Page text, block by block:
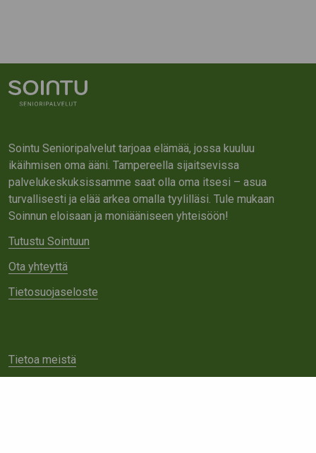
Sointu Senioripalvelut tarjoaa elämää, jossa kuuluu
ikäihmisen oma ääni. Tampereella sijaitsevissa
palvelukeskuksissamme saat olla oma itsesi – asua
turvallisesti ja elää arkea omalla tyylilläsi. Tule mukaan
Soinnun eloisaan ja moniääniseen yhteisöön!
Tutustu Sointuun
Ota yhteyttä
Tietosuojaseloste
Tietoa meistä